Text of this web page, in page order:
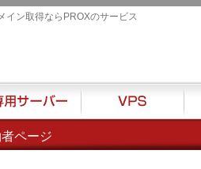
ページ
イン取得ならPROXのサービス
ーバー VPS ハ